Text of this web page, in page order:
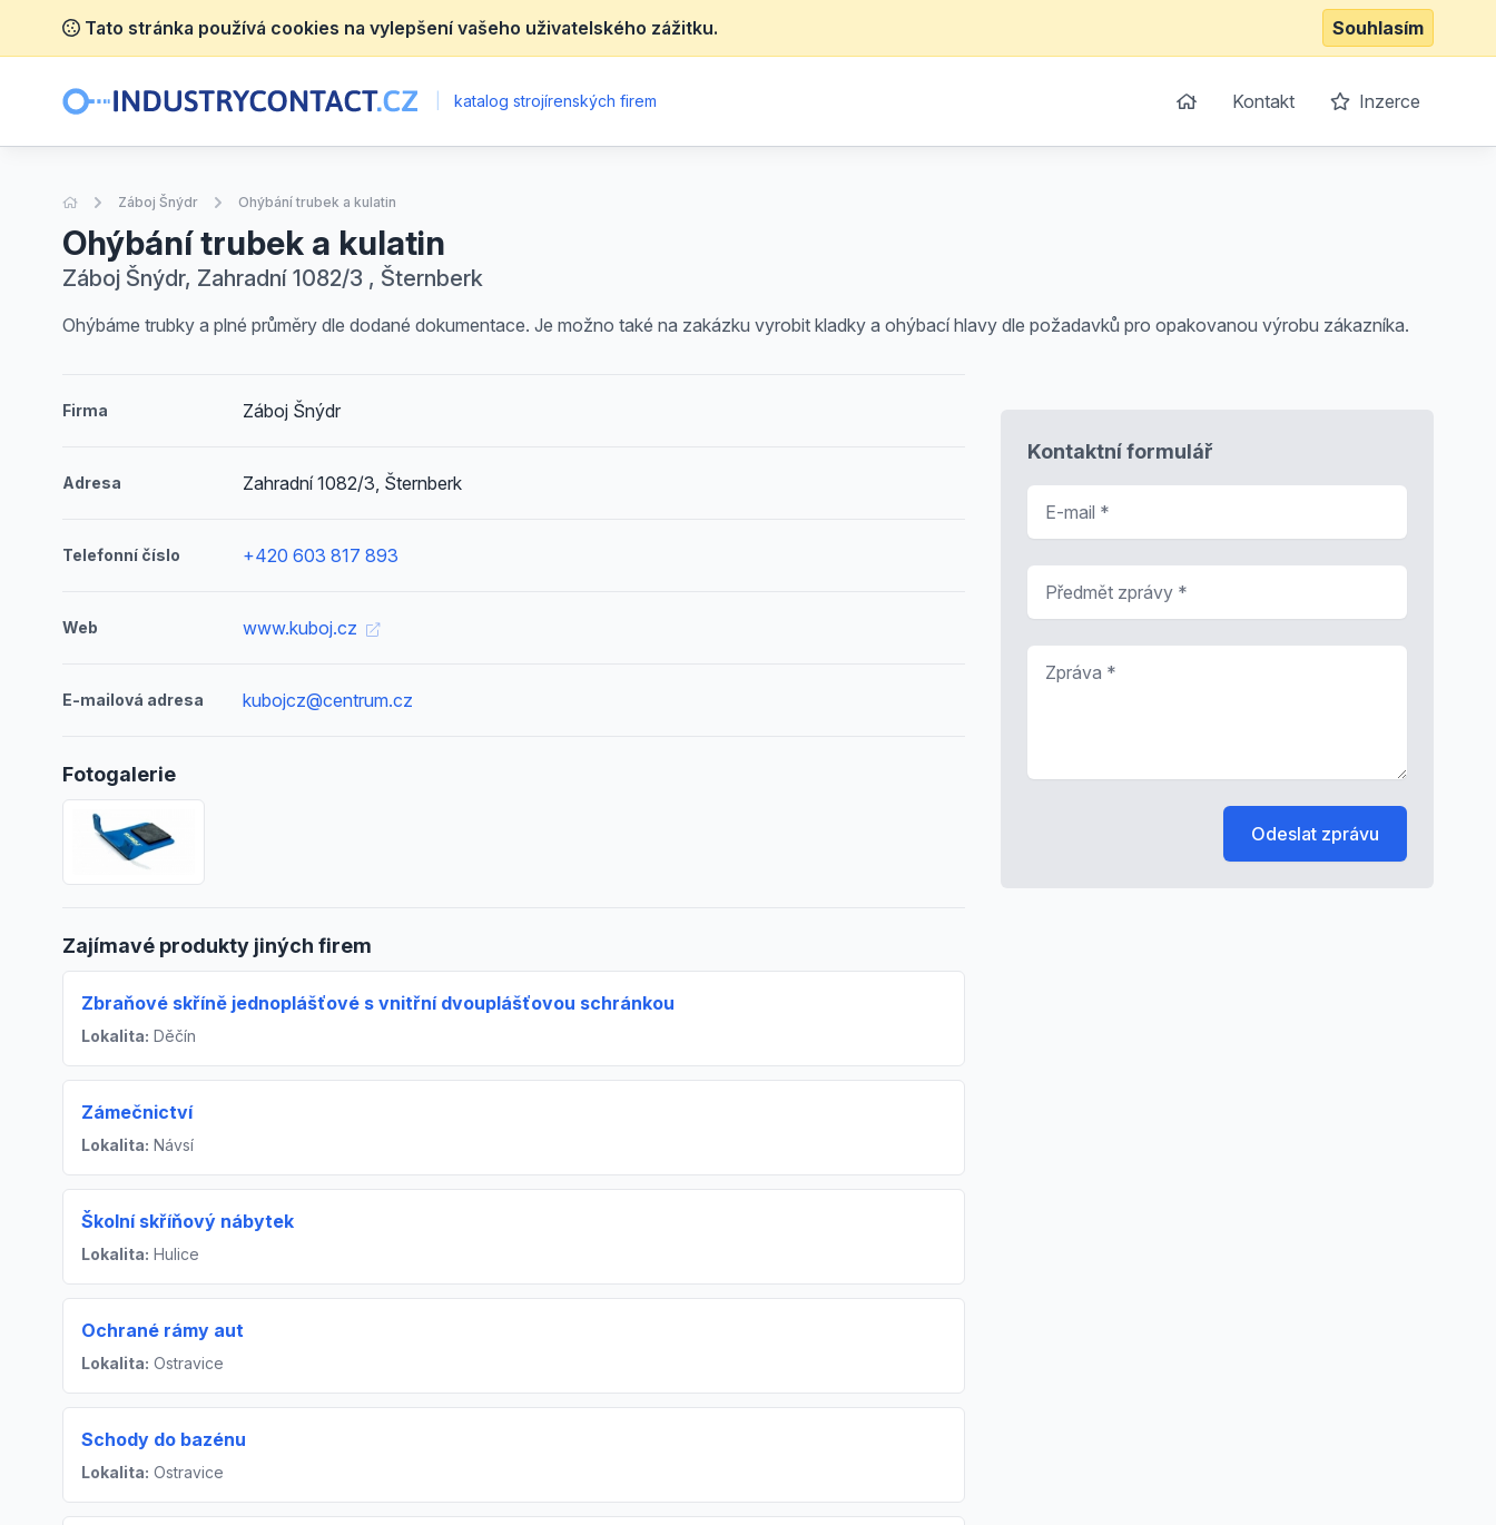
Tato stránka používá cookies na vylepšení vašeho uživatelského zážitku. Souhlasím
katalog strojírenských firem Kontakt Inzerce
Úvodní stránka
Záboj Šnýdr Ohýbání trubek a kulatin
Ohýbání trubek a kulatin
Záboj Šnýdr, Zahradní 1082/3 , Šternberk
Ohýbáme trubky a plné průměry dle dodané dokumentace. Je možno také na zakázku vyrobit kladky a ohýbací hlavy dle požadavků pro opakovanou výrobu zákazníka.
Firma Záboj Šnýdr
Adresa Zahradní 1082/3, Šternberk
Telefonní číslo +420 603 817 893
Web www.kuboj.cz
E-mailová adresa kubojcz@centrum.cz
Fotogalerie
Zajímavé produkty jiných firem
Zbraňové skříně jednoplášťové s vnitřní dvouplášťovou schránkou
Lokalita: Děčín
Zámečnictví
Lokalita: Návsí
Školní skříňový nábytek
Lokalita: Hulice
Ochrané rámy aut
Lokalita: Ostravice
Schody do bazénu
Lokalita: Ostravice
Kontaktní formulář
Odeslat zprávu